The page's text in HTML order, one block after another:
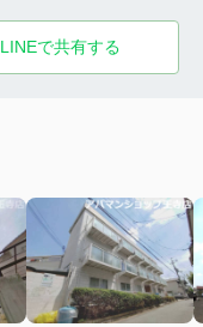
LINEで共有する